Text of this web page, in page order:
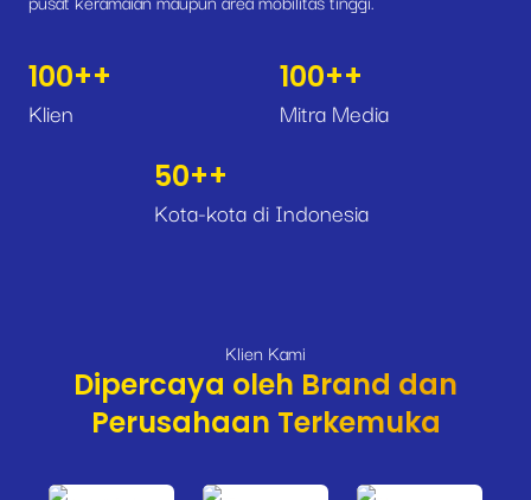
100++
Klien
100++
Mitra Media
50++
Kota-kota di Indonesia
Klien Kami
Dipercaya oleh Brand dan
Perusahaan Terkemuka